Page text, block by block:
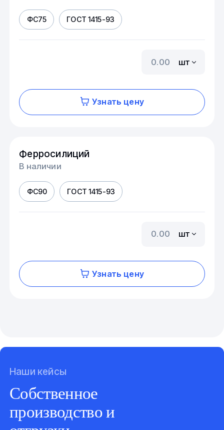
ФС75 ГОСТ 1415-93
шт
Узнать цену
Ферросилиций
В наличии
ФС90 ГОСТ 1415-93
шт
Узнать цену
Наши кейсы
Собственное
производство и